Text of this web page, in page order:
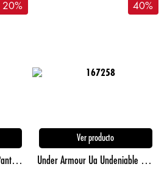
20%
UA Essential Fleece Shorts Pantaloneta negro de hombre para entrenamiento
40%
Ver producto
Under Armour Ua Undeniable 5.0 Xs Pkble Maletines Negro De Hombre Para Entrenamiento